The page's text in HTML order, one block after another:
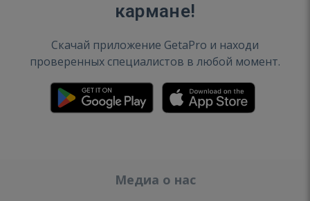
кармане!
Скачай приложение GetaPro и находи
проверенных специалистов в любой момент.
Медиа о нас